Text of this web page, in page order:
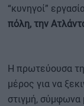
“κυνηγοί”
πόλη, την
Η πρωτεύουσα
μέρος για να
στιγμή, σύμφωνα